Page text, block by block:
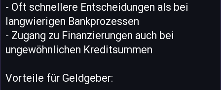
- Oft schnellere Entscheidungen als bei
langwierigen Bankprozessen
- Zugang zu Finanzierungen auch bei
ungewöhnlichen Kreditsummen
Vorteile für Geldgeber: